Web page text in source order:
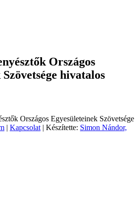
Országos
hivatalos
Országos Egyesületeinek Szövetsége
| Kapcsolat | Készítette: Simon Nándor,